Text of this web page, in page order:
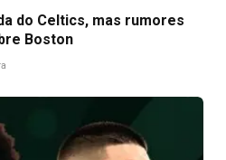
do Celtics, mas rumores
Boston